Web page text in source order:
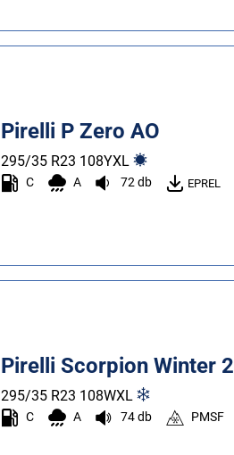
Pirelli P Zero AO
295/35 R23 108YXL
C A 72 db EPREL
Pirelli Scorpion Winter 2
295/35 R23 108WXL
C A 74 db PMSF